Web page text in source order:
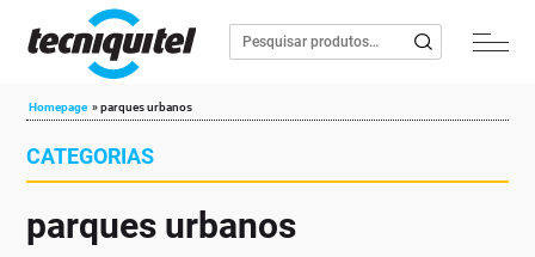
Homepage »parques urbanos
CATEGORIAS
parques urbanos